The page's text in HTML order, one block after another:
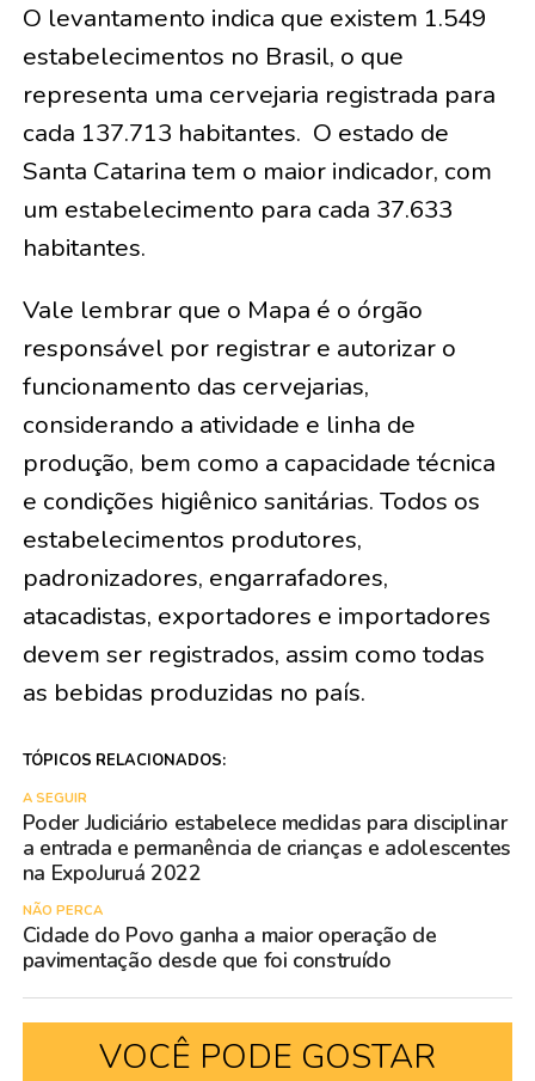
O levantamento indica que existem 1.549
estabelecimentos no Brasil, o que
representa uma cervejaria registrada para
cada 137.713 habitantes. O estado de
Santa Catarina tem o maior indicador, com
um estabelecimento para cada 37.633
habitantes.
Vale lembrar que o Mapa é o órgão
responsável por registrar e autorizar o
funcionamento das cervejarias,
considerando a atividade e linha de
produção, bem como a capacidade técnica
e condições higiênico sanitárias. Todos os
estabelecimentos produtores,
padronizadores, engarrafadores,
atacadistas, exportadores e importadores
devem ser registrados, assim como todas
as bebidas produzidas no país.
TÓPICOS RELACIONADOS:
A SEGUIR
Poder Judiciário estabelece medidas para disciplinar
a entrada e permanência de crianças e adolescentes
na ExpoJuruá 2022
NÃO PERCA
Cidade do Povo ganha a maior operação de
pavimentação desde que foi construído
VOCÊ PODE GOSTAR